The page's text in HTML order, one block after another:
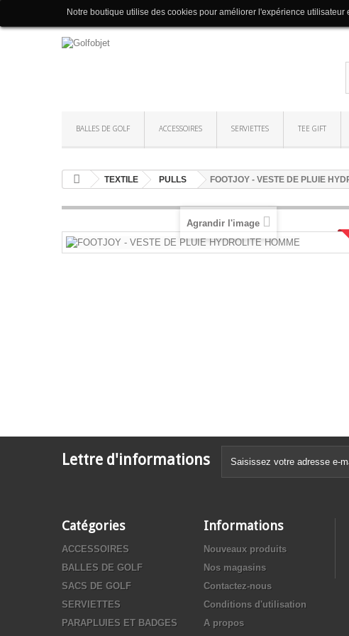
BALLES DE GOLF ACCESSOIRES SERVIETTES TEE GIFT
Notre boutique utilise des cookies pour améliorer l'expérience
TEXTILE PULLS FOOTJOY - VESTE DE PLUIE
Agrandir l'image
Lettre d'informations
Catégories
ACCESSOIRES
BALLES DE GOLF
SACS DE GOLF
SERVIETTES
PARAPLUIES ET BADGES
Informations
Nouveaux produits
Nos magasins
Contactez-nous
Conditions d'utilisation
A propos